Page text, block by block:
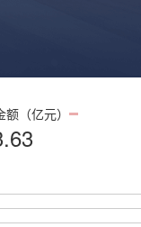
额（亿元）